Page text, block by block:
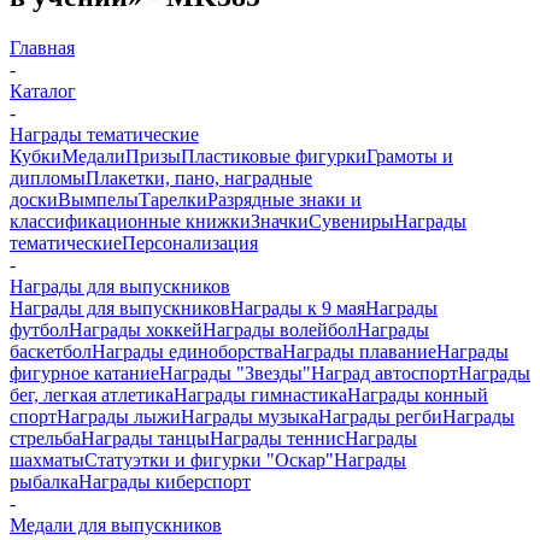
Главная
-
Каталог
-
Награды тематические
КубкиМедалиПризыПластиковые фигуркиГрамоты и
дипломыПлакетки, пано, наградные
доскиВымпелыТарелкиРазрядные знаки и
классификационные книжкиЗначкиСувенирыНаграды
тематическиеПерсонализация
-
Награды для выпускников
Награды для выпускниковНаграды к 9 маяНаграды
футболНаграды хоккейНаграды волейболНаграды
баскетболНаграды единоборстваНаграды плаваниеНаграды
фигурное катаниеНаграды "Звезды"Наград автоспортНаграды
бег, легкая атлетикаНаграды гимнастикаНаграды конный
спортНаграды лыжиНаграды музыкаНаграды регбиНаграды
стрельбаНаграды танцыНаграды теннисНаграды
шахматыСтатуэтки и фигурки "Оскар"Награды
рыбалкаНаграды киберспорт
-
Медали для выпускников